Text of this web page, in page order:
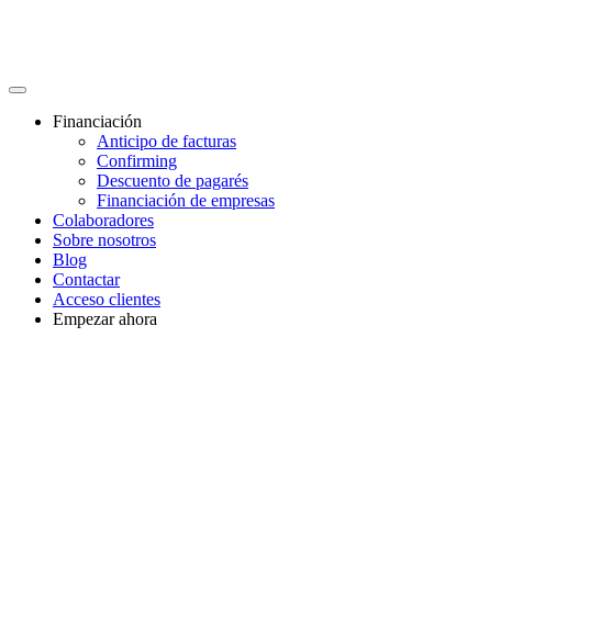
Financiación
Anticipo de facturas
Confirming
Descuento de pagarés
Financiación de empresas
Colaboradores
Sobre nosotros
Blog
Contactar
Acceso clientes
Empezar ahora